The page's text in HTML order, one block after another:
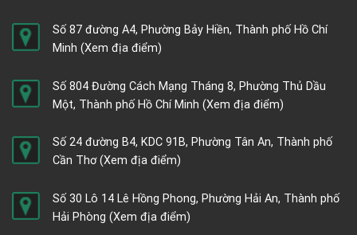
Số 87 đường A4, Phường Bảy Hiền, Thành phố Hồ Chí
Minh (Xem địa điểm)
Số 804 Đường Cách Mạng Tháng 8, Phường Thủ Dầu
Một, Thành phố Hồ Chí Minh (Xem địa điểm)
Số 24 đường B4, KDC 91B, Phường Tân An, Thành phố
Cần Thơ(Xem địa điểm)
Số 30 Lô 14 Lê Hồng Phong, Phường Hải An, Thành phố
Hải Phòng (Xem địa điểm)